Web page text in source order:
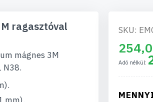
ragasztóval
mágnes 3M
N38.
SKU: